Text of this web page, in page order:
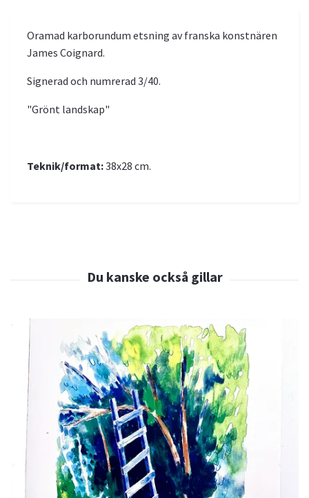
Oramad karborundum etsning av franska konstnären
James Coignard.
Signerad och numrerad 3/40.
"Grönt landskap"
Teknik/format:38x28 cm.